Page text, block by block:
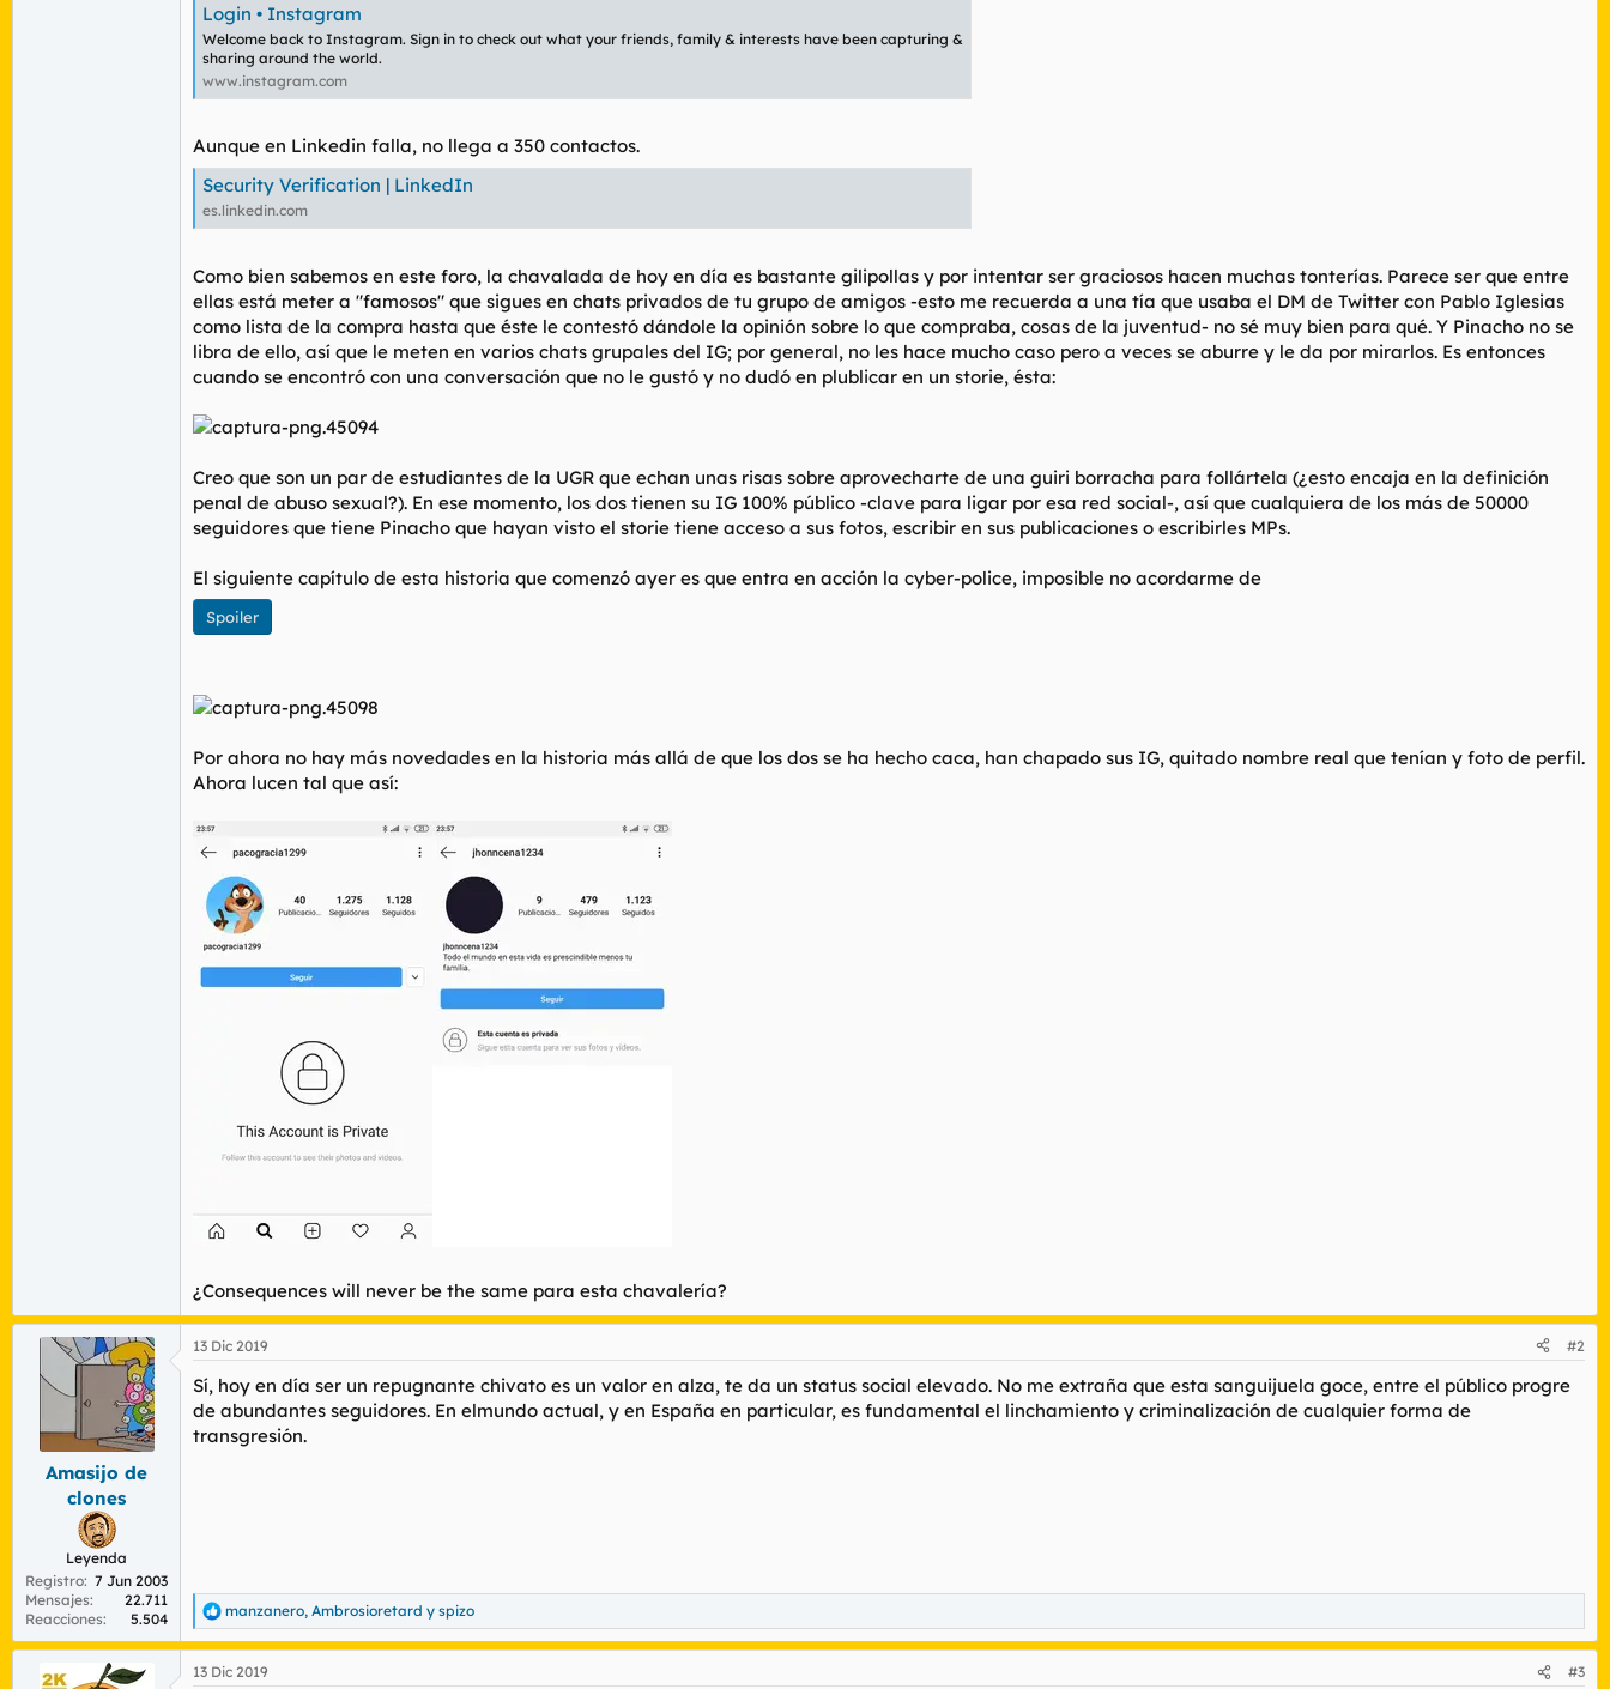
Login • Instagram
Welcome back to Instagram. Sign in to check out what your friends, family & interests have been capturing &
sharing around the world.
www.instagram.com
Aunque en Linkedin falla, no llega a 350 contactos.
Security Verification | LinkedIn
es.linkedin.com
Como bien sabemos en este foro, la chavalada de hoy en día es bastante gilipollas y por intentar ser graciosos hacen muchas tonterías. Parece ser que entre
ellas está meter a "famosos" que sigues en chats privados de tu grupo de amigos -esto me recuerda a una tía que usaba el DM de Twitter con Pablo Iglesias
como lista de la compra hasta que éste le contestó dándole la opinión sobre lo que compraba, cosas de la juventud- no sé muy bien para qué. Y Pinacho no se
libra de ello, así que le meten en varios chats grupales del IG; por general, no les hace mucho caso pero a veces se aburre y le da por mirarlos. Es entonces
cuando se encontró con una conversación que no le gustó y no dudó en plublicar en un storie, ésta:
Creo que son un par de estudiantes de la UGR que echan unas risas sobre aprovecharte de una guiri borracha para follártela (¿esto encaja en la definición
penal de abuso sexual?). En ese momento, los dos tienen su IG 100% público -clave para ligar por esa red social-, así que cualquiera de los más de 50000
seguidores que tiene Pinacho que hayan visto el storie tiene acceso a sus fotos, escribir en sus publicaciones o escribirles MPs.
El siguiente capítulo de esta historia que comenzó ayer es que entra en acción la cyber-police, imposible no acordarme de
Spoiler
Por ahora no hay más novedades en la historia más allá de que los dos se ha hecho caca, han chapado sus IG, quitado nombre real que tenían y foto de perfil.
Ahora lucen tal que así:
¿Consequences will never be the same para esta chavalería?
Amasijo de
clones
Leyenda
Registro 7 Jun 2003
Mensajes
22.711
Reacciones
5.504
13 Dic 2019 #2
Sí, hoy en día ser un repugnante chivato es un valor en alza, te da un status social elevado. No me extraña que esta sanguijuela goce, entre el público progre
de abundantes seguidores. En elmundo actual, y en España en particular, es fundamental el linchamiento y criminalización de cualquier forma de
transgresión.
R
e
c
manzanero, Ambrosioretard y spizo
13 Dic 2019 #3